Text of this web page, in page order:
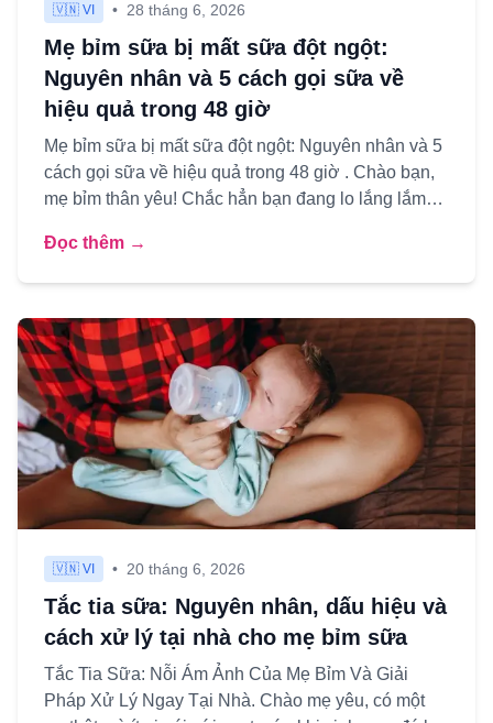
🇻🇳 VI • 28 tháng 6, 2026
Mẹ bỉm sữa bị mất sữa đột ngột:
Nguyên nhân và 5 cách gọi sữa về
hiệu quả trong 48 giờ
Mẹ bỉm sữa bị mất sữa đột ngột: Nguyên nhân và 5
cách gọi sữa về hiệu quả trong 48 giờ . Chào bạn,
mẹ bỉm thân yêu! Chắc hẳn bạn đang lo lắng lắm
Đọc thêm →
🇻🇳 VI • 20 tháng 6, 2026
Tắc tia sữa: Nguyên nhân, dấu hiệu và
cách xử lý tại nhà cho mẹ bỉm sữa
Tắc Tia Sữa: Nỗi Ám Ảnh Của Mẹ Bỉm Và Giải
Pháp Xử Lý Ngay Tại Nhà. Chào mẹ yêu, có một